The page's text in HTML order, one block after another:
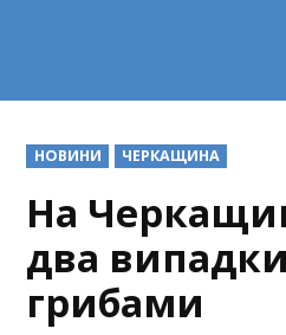
POSTED
IN
НОВИНИ ЧЕРКАЩИНА
На
два
грибами